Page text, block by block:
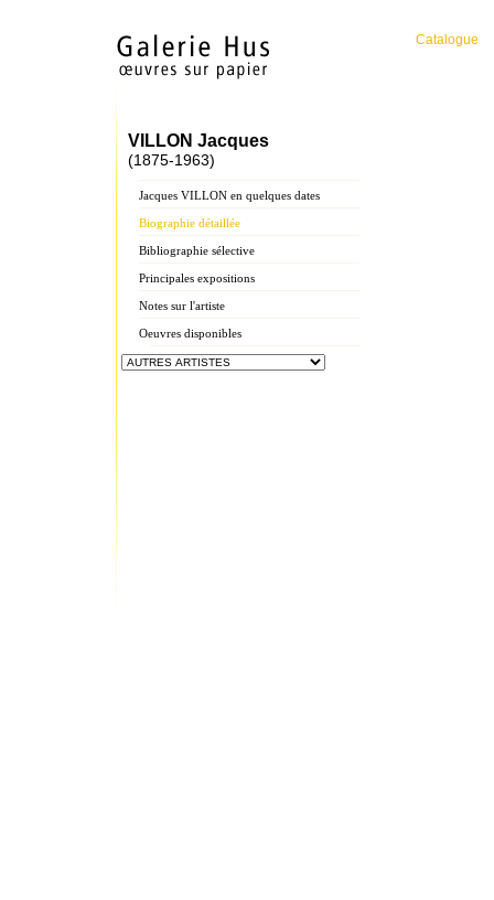
Catalogue
VILLON Jacques
(1875-1963)
Jacques VILLON en quelques dates
Biographie détaillée
Bibliographie sélective
Principales expositions
Notes sur l'artiste
Oeuvres disponibles